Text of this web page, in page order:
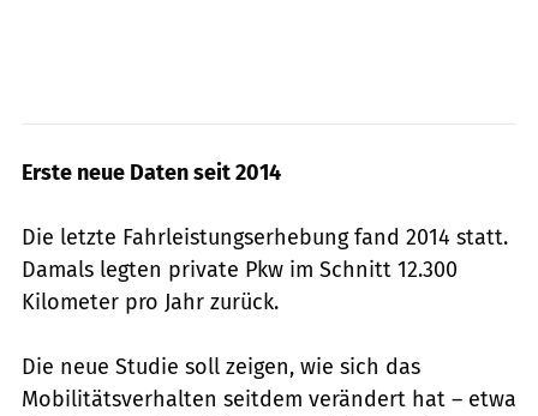
Erste neue Daten seit 2014
Die letzte Fahrleistungserhebung fand 2014 statt.
Damals legten private Pkw im Schnitt 12.300
Kilometer pro Jahr zurück.
Die neue Studie soll zeigen, wie sich das
Mobilitätsverhalten seitdem verändert hat – etwa